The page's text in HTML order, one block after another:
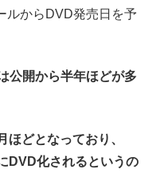
ルからDVD発売日を予
公開から半年ほどが多
ほどとなっており、
DVD化されるというの